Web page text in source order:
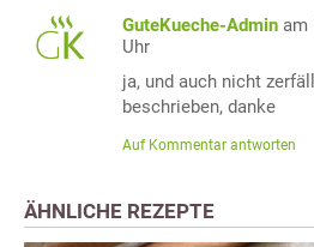
GuteKueche-Admin am
Uhr
ja, und auch nicht
beschrieben, danke
Auf Kommentar antworten
ÄHNLICHE REZEPTE